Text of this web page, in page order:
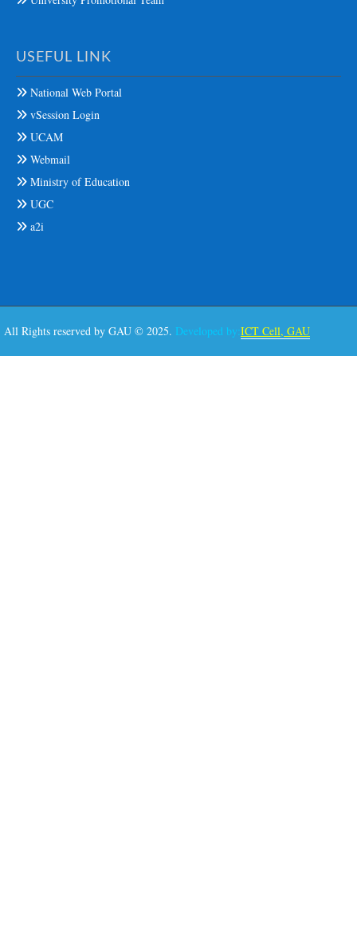
USEFUL LINK
National Web Portal
vSession Login
UCAM
Webmail
Ministry of Education
UGC
a2i
All Rights reserved by GAU © 2025. Developed by:ICT Cell, GAU